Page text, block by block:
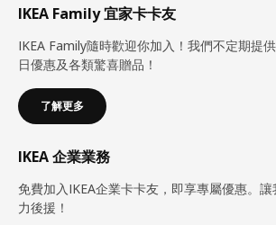
IKEA Family 宜家卡卡友
IKEA Family隨時歡迎你加入！我們不定期提
日優惠及各類驚喜贈品！
了解更多
IKEA 企業業務
免費加入IKEA企業卡卡友，即享專屬優惠。
力後援！